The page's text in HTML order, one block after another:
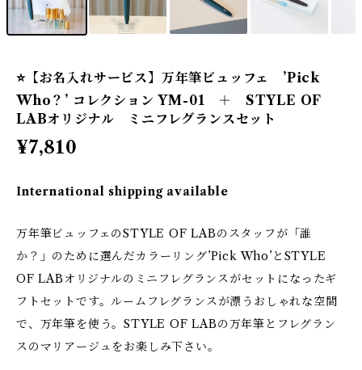
⭐️【お名入れサービス】万年筆ビュッフェ ’Pick
Who？’ コレクション YM-01 ＋ STYLE OF
LABオリジナル ミニフレグランスセット
¥7,810
International shipping available
万年筆ビュッフェのSTYLE OF LABのスタッフが「誰
か？」のために選んだカラーリング’Pick Who’とSTYLE
OF LABオリジナルのミニフレグランスがセットになったギ
フトセットです。ルームフレグランスが漂うおしゃれな空間
で、万年筆を使う。STYLE OF LABの万年筆とフレグラン
スのマリアージュをお楽しみ下さい。